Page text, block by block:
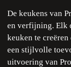
De keukens van
en verfijning. Elk
keuken te
een stijlvolle
uitvoering van